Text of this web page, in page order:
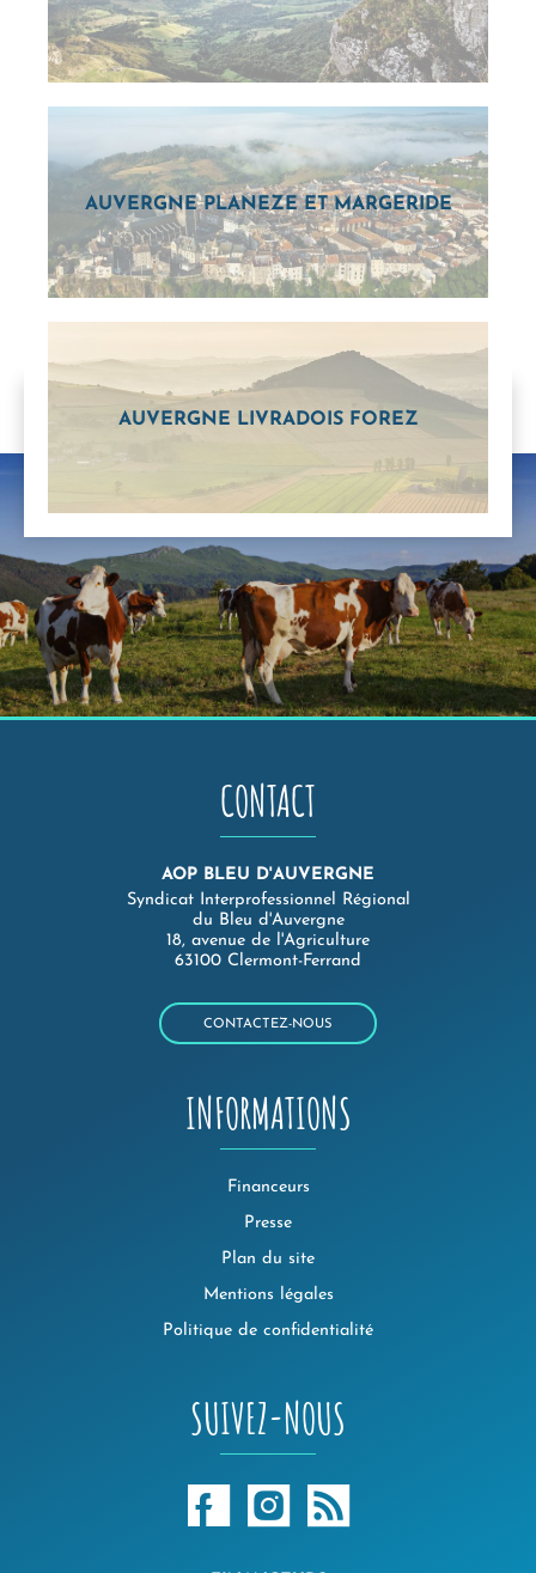
AUVERGNE PLANEZE ET MARGERIDE
AUVERGNE LIVRADOIS FOREZ
CONTACT
AOP BLEU D'AUVERGNE
Syndicat Interprofessionnel Régional
du Bleu d'Auvergne
18, avenue de l'Agriculture
63100 Clermont-Ferrand
CONTACTEZ-NOUS
INFORMATIONS
Financeurs
Presse
Plan du site
Mentions légales
Politique de confidentialité
SUIVEZ-NOUS